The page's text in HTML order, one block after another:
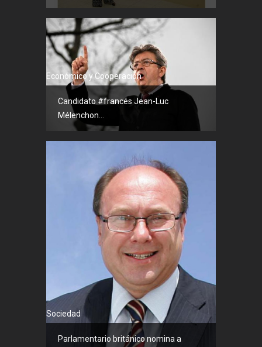
Económico y Cooperación
Candidato #francés Jean-Luc
Mélenchon...
Sociedad
Parlamentario británico nomina a